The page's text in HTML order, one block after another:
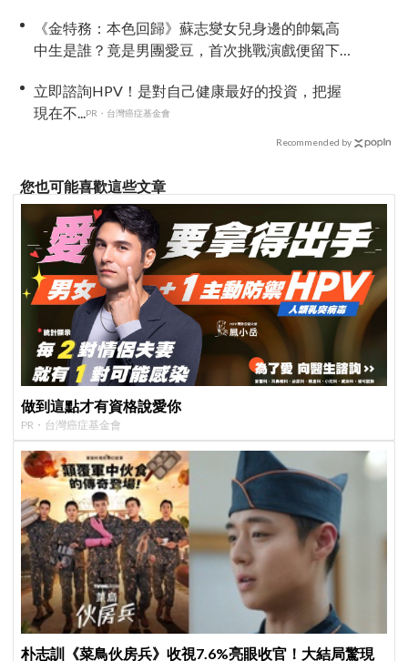
《金特務：本色回歸》蘇志燮女兒身邊的帥氣高
中生是誰？竟是男團愛豆，首次挑戰演戲便留下
立即諮詢HPV！是對自己健康最好的投資，把握
現在不...
PR・台灣癌症基金會
Recommended by
您也可能喜歡這些文章
做到這點才有資格說愛你
PR・台灣癌症基金會
朴志訓《菜鳥伙房兵》收視7.6%亮眼收官！大結局驚現